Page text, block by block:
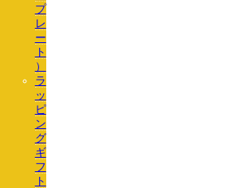
プ
レ
ー
ト
）
ラ
ッ
ピ
ン
グ
ギ
フ
ト